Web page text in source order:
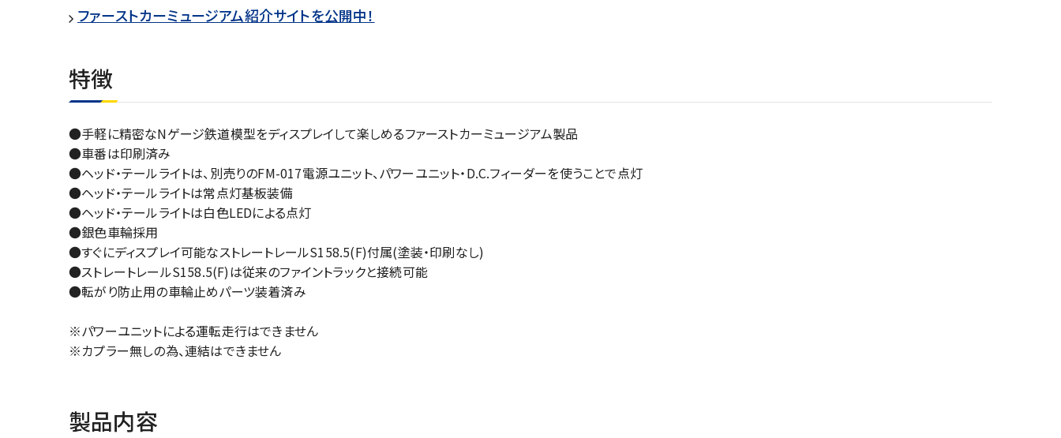
ファーストカーミュージアム紹介サイトを公開中！
特徴
●手軽に精密なNゲージ鉄道模型をディスプレイして楽しめるファーストカーミュージアム製品
●車番は印刷済み
●ヘッド・テールライトは、別売りのFM-017電源ユニット、パワーユニット・D.C.フィーダーを使うことで点灯
●ヘッド・テールライトは常点灯基板装備
●ヘッド・テールライトは白色LEDによる点灯
●銀色車輪採用
●すぐにディスプレイ可能なストレートレールS158.5(F)付属(塗装・印刷なし)
●ストレートレールS158.5(F)は従来のファイントラックと接続可能
●転がり防止用の車輪止めパーツ装着済み
※パワーユニットによる運転走行はできません
※カプラー無しの為、連結はできません
製品内容